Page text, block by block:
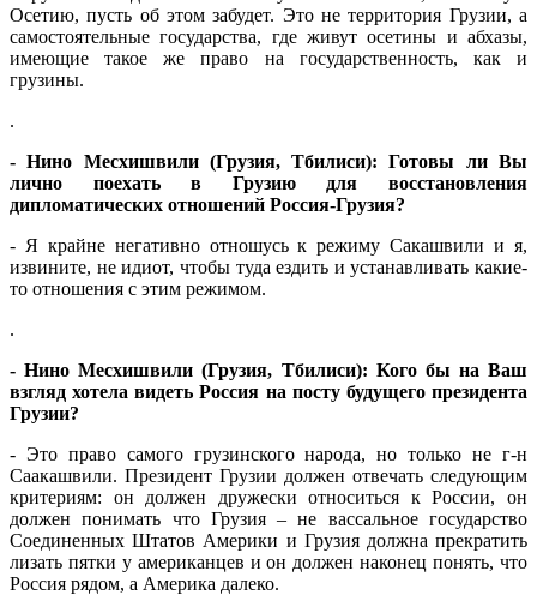
Осетию, пусть об этом забудет. Это не территория Грузии, а
самостоятельные государства, где живут осетины и абхазы,
имеющие такое же право на государственность, как и
грузины.
.
- Нино Месхишвили (Грузия, Тбилиси): Готовы ли Вы
лично поехать в Грузию для восстановления
дипломатических отношений Россия-Грузия?
- Я крайне негативно отношусь к режиму Сакашвили и я,
извините, не идиот, чтобы туда ездить и устанавливать какие-
то отношения с этим режимом.
.
- Нино Месхишвили (Грузия, Тбилиси): Кого бы на Ваш
взгляд хотела видеть Россия на посту будущего президента
Грузии?
- Это право самого грузинского народа, но только не г-н
Саакашвили. Президент Грузии должен отвечать следующим
критериям: он должен дружески относиться к России, он
должен понимать что Грузия – не вассальное государство
Соединенных Штатов Америки и Грузия должна прекратить
лизать пятки у американцев и он должен наконец понять, что
Россия рядом, а Америка далеко.